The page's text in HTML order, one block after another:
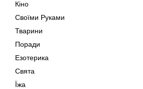
Кіно
Своїми Руками
Тварини
Поради
Езотерика
Свята
Їжа